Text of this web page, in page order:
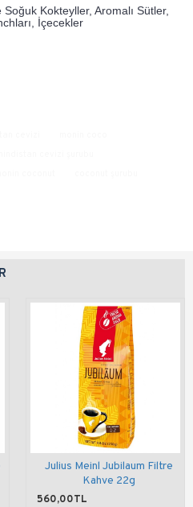
Soğuk Kokteyller, Aromalı Sütler,
İçecekler
Julius Meinl Jubilaum Filtre
Kahve 22g
560,00TL